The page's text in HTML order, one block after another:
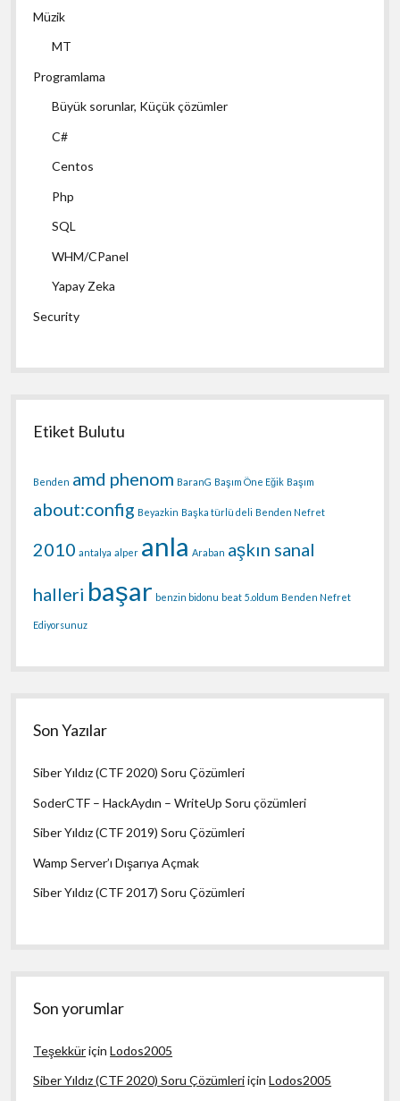
Müzik
MT
Programlama
Büyük sorunlar, Küçük çözümler
C#
Centos
Php
SQL
WHM/CPanel
Yapay Zeka
Security
Etiket Bulutu
Benden amd phenom BaranG Başım Öne Eğik Başım
about:config Beyazkin Başka türlü deli Benden Nefret
2010 antalya alper anla Araban aşkın sanal
halleri başar benzin bidonu beat 5.oldum Benden Nefret
Ediyorsunuz
Son Yazılar
Siber Yıldız (CTF 2020) Soru Çözümleri
SoderCTF – HackAydın – WriteUp Soru çözümleri
Siber Yıldız (CTF 2019) Soru Çözümleri
Wamp Server’ı Dışarıya Açmak
Siber Yıldız (CTF 2017) Soru Çözümleri
Son yorumlar
TeşekküriçinLodos2005
Siber Yıldız (CTF 2020) Soru ÇözümleriiçinLodos2005